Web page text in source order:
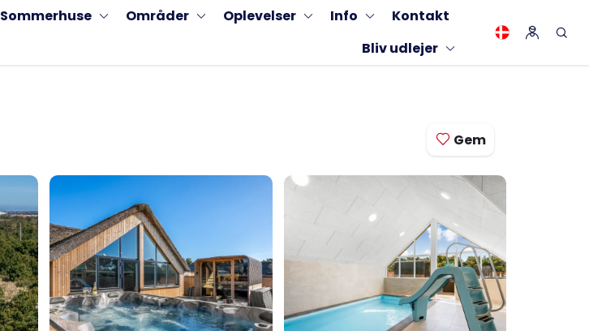
Sommerhuse Områder Oplevelser Info
Kontakt
Bliv udlejer
Gem